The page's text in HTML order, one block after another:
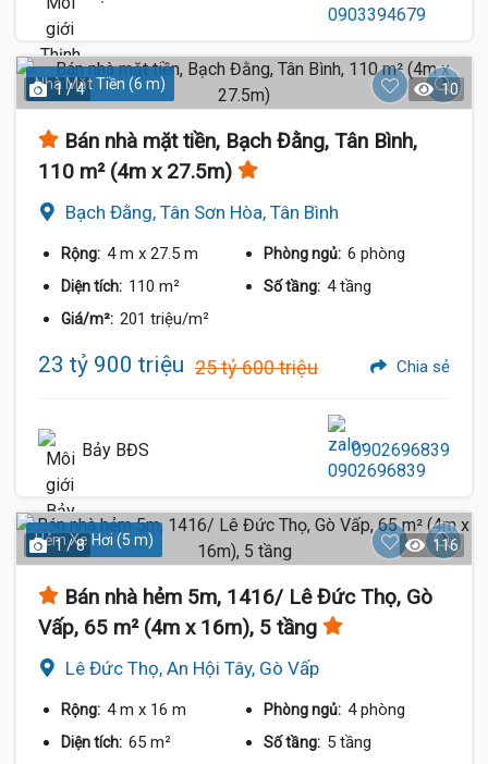
Nhà Mặt Tiền (6 m)
1 / 4 10
Bán nhà mặt tiền, Bạch Đằng, Tân Bình,
110 m² (4m x 27.5m)
Bạch Đằng, Tân Sơn Hòa, Tân Bình
Rộng: 4 m x 27.5 m Phòng ngủ: 6 phòng
Diện tích: 110 m² Số tầng: 4 tầng
Giá/m²: 201 triệu/m²
23 tỷ 900 triệu 25 tỷ 600 triệu Chia sẻ
Bảy BĐS 0902696839
Hẻm Xe Hơi (5 m)
1 / 8 116
Bán nhà hẻm 5m, 1416/ Lê Đức Thọ, Gò
Vấp, 65 m² (4m x 16m), 5 tầng
Lê Đức Thọ, An Hội Tây, Gò Vấp
Rộng: 4 m x 16 m Phòng ngủ: 4 phòng
Diện tích: 65 m² Số tầng: 5 tầng